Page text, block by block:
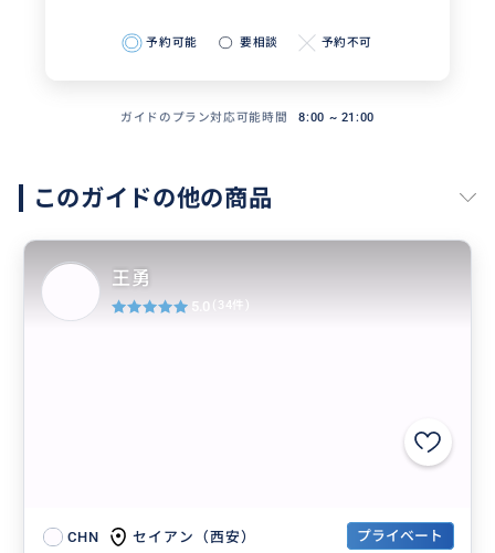
予約可能 要相談 予約不可
ガイドのプラン対応可能時間 8:00 ~ 21:00
このガイドの他の商品
CHN セイアン（西安） プライベート
王勇
5.0 (34件)